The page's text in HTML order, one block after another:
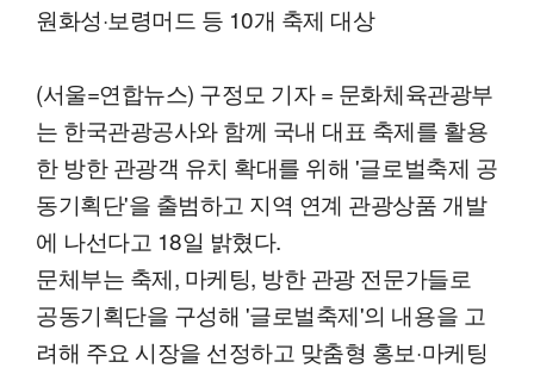
원화성·보령머드 등 10개 축제 대상
(서울=연합뉴스) 구정모 기자 = 문화체육관광부
는 한국관광공사와 함께 국내 대표 축제를 활용
한 방한 관광객 유치 확대를 위해 '글로벌축제 공
동기획단'을 출범하고 지역 연계 관광상품 개발
에 나선다고 18일 밝혔다.
문체부는 축제, 마케팅, 방한 관광 전문가들로
공동기획단을 구성해 '글로벌축제'의 내용을 고
려해 주요 시장을 선정하고 맞춤형 홍보·마케팅